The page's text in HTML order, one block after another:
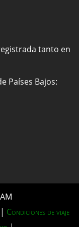
tanto en
Países Bajos:
Condiciones de viaje